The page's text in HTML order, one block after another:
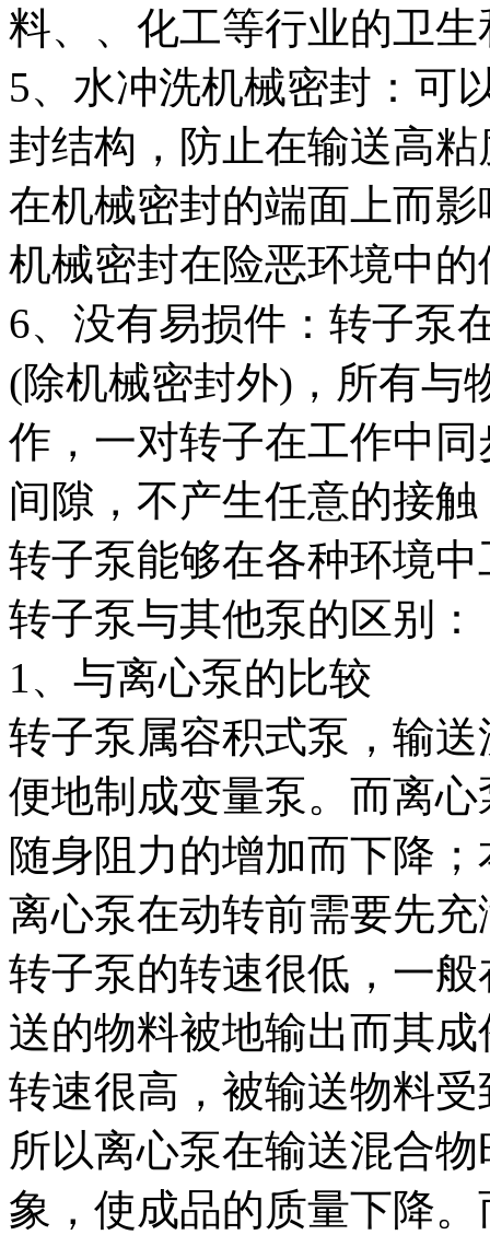
料、、化工等行业的卫
5、水冲洗机械密封：可
封结构，防止在输送高
在机械密封的端面上而
机械密封在险恶环境中
6、没有易损件：转子泵
(除机械密封外)，所有与
作，一对转子在工作中
间隙，不产生任意的接
转子泵能够在各种环境中
转子泵与其他泵的区别：
1、与离心泵的比较
转子泵属容积式泵，输
便地制成变量泵。而离
随身阻力的增加而下降
离心泵在动转前需要先
转子泵的转速很低，一般
送的物料被地输出而其
转速很高，被输送物料
所以离心泵在输送混合
象，使成品的质量下降